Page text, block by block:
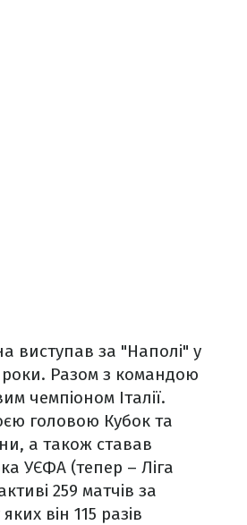
виступав за "Наполі" у
роки. Разом з командою
чемпіоном Італії.
головою Кубок та
а також ставав
УЄФА (тепер – Ліга
259 матчів за
він 115 разів